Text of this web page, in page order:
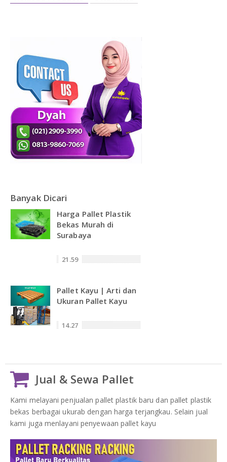
Banyak Dicari
Harga Pallet Plastik
Bekas Murah di
Surabaya
21.59
Pallet Kayu | Arti dan
Ukuran Pallet Kayu
14.27
Jual & Sewa Pallet
Kami melayani penjualan pallet plastik baru dan pallet plastik
bekas berbagai ukurab dengan harga terjangkau. Selain jual
kami juga menlayani penyewaan pallet kayu